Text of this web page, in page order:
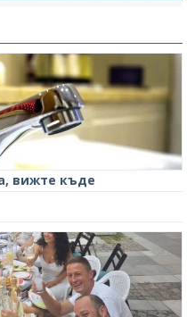
вижте къде